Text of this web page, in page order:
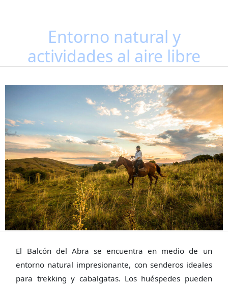
Entorno natural y
actividades al aire libre
El Balcón del Abra se encuentra en medio de un
entorno natural impresionante, con senderos ideales
para trekking y cabalgatas. Los huéspedes pueden